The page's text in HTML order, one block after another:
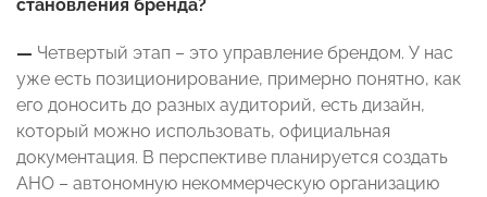
становления бренда?
— Четвертый этап – это управление брендом. У нас
уже есть позиционирование, примерно понятно, как
его доносить до разных аудиторий, есть дизайн,
который можно использовать, официальная
документация. В перспективе планируется создать
АНО – автономную некоммерческую организацию